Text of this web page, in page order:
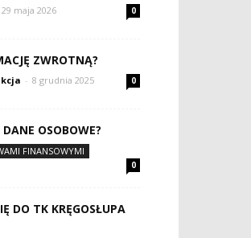
29 maja 2026 0
ZWROTNĄ?
- 8 grudnia 2025 0
DANE OSOBOWE?
FINANSOWYMI
0
DO TK KRĘGOSŁUPA